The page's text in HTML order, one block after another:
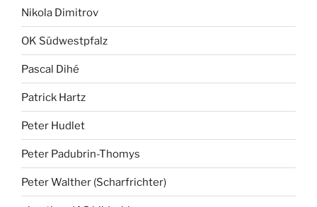
Nikola Dimitrov
OK Südwestpfalz
Pascal Dihé
Patrick Hartz
Peter Hudlet
Peter Padubrin-Thomys
Peter Walther (Scharfrichter)